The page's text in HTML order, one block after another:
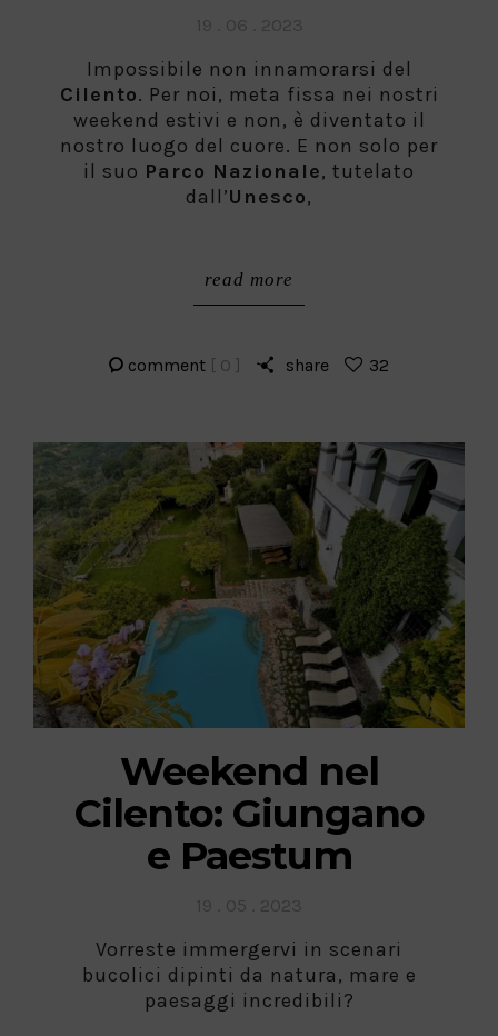
Impossibile non innamorarsi del
Cilento. Per noi, meta fissa nei nostri
weekend estivi e non, è diventato il
nostro luogo del cuore. E non solo per
il suo Parco Nazionale, tutelato
dall’Unesco,
read more
comment [ 0 ] share 32
Weekend nel
Cilento: Giungano
e Paestum
Vorreste immergervi in scenari
bucolici dipinti da natura, mare e
paesaggi incredibili?